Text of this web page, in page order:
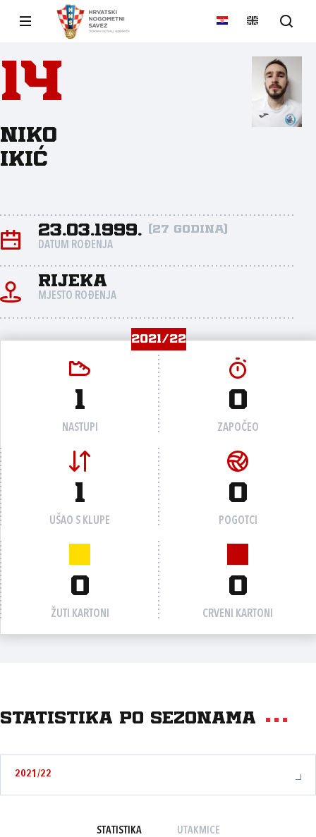
14
Niko
Ikić
23.03.1999. (27 godina)
DATUM ROĐENJA
Rijeka
MJESTO ROĐENJA
2021/22
1
NASTUPI
0
ZAPOČEO
1
UŠAO S KLUPE
0
POGOTCI
0
ŽUTI KARTONI
0
CRVENI KARTONI
Statistika po sezonama
2021/22
STATISTIKA UTAKMICE